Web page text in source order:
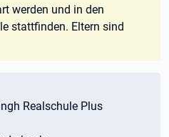
werden und in den
stattfinden. Eltern sind
Realschule Plus